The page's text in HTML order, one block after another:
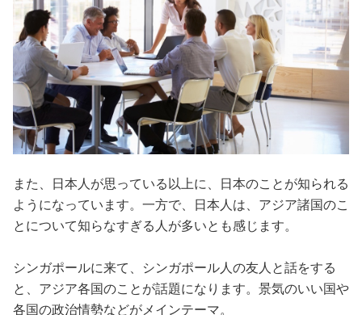
また、日本人が思っている以上に、日本のことが知られる
ようになっています。一方で、日本人は、アジア諸国のこ
とについて知らなすぎる人が多いとも感じます。
シンガポールに来て、シンガポール人の友人と話をする
と、アジア各国のことが話題になります。景気のいい国や
各国の政治情勢などがメインテーマ。